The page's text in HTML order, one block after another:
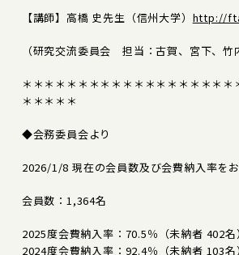
【講師】高橋 史先生（信州大学） http://
（研究交流委員会 担当：古賀、宮下、竹
＊＊＊＊＊＊＊＊＊＊＊＊＊＊＊＊＊＊＊
＊＊＊＊＊
◆会務委員会より
2026/1/8 現在の会員数及び会費納入率をお
会員数：1,364名
2025度会費納入率：70.5％（未納者 402名
2024度会費納入率：92.4％（未納者 103名